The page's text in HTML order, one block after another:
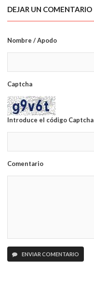
DEJAR UN COMENTARIO
Nombre / Apodo
Captcha
Introduce el código Captcha
Comentario
ENVIAR COMENTARIO